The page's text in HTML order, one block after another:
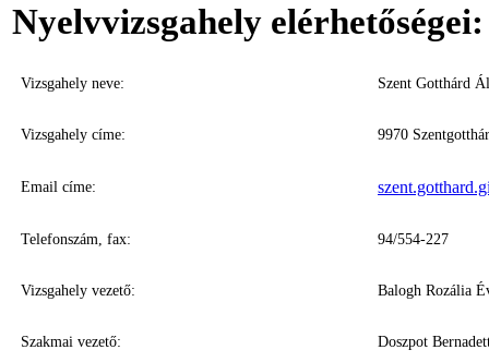
Nyelvvizsgahely elérhetőségei:
Vizsgahely neve: Szent Gotthárd
Vizsgahely címe: 9970
Email címe:
Telefonszám, fax: 94/554-227
Vizsgahely vezető: Balogh Rozália
Szakmai vezető: Doszpot